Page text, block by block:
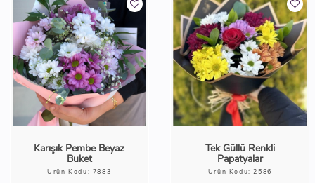
Karışık Pembe Beyaz
Buket
Ürün Kodu: 7883
Tek Güllü Renkli
Papatyalar
Ürün Kodu: 2586